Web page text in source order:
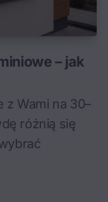
– jak
z Wami na 30–
różnią się